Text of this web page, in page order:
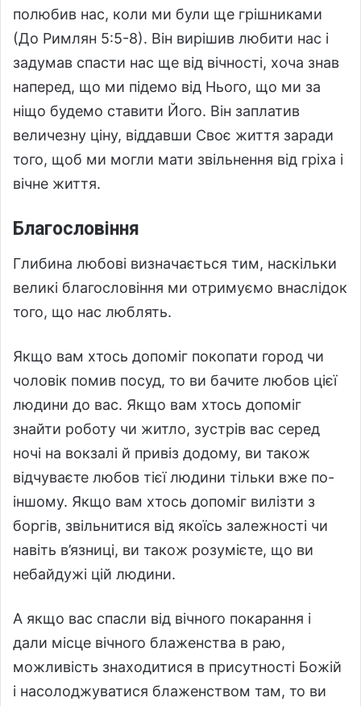
полюбив нас, коли ми були ще грішниками
(До Римлян 5:5-8). Він вирішив любити нас і
задумав спасти нас ще від вічності, хоча знав
наперед, що ми підемо від Нього, що ми за
ніщо будемо ставити Його. Він заплатив
величезну ціну, віддавши Своє життя заради
того, щоб ми могли мати звільнення від гріха і
вічне життя.
Благословіння
Глибина любові визначається тим, наскільки
великі благословіння ми отримуємо внаслідок
того, що нас люблять.
Якщо вам хтось допоміг покопати город чи
чоловік помив посуд, то ви бачите любов цієї
людини до вас. Якщо вам хтось допоміг
знайти роботу чи житло, зустрів вас серед
ночі на вокзалі й привіз додому, ви також
відчуваєте любов тієї людини тільки вже по-
іншому. Якщо вам хтось допоміг вилізти з
боргів, звільнитися від якоїсь залежності чи
навіть в’язниці, ви також розумієте, що ви
небайдужі цій людини.
А якщо вас спасли від вічного покарання і
дали місце вічного блаженства в раю,
можливість знаходитися в присутності Божій
і насолоджуватися блаженством там, то ви